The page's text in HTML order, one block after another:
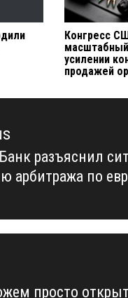
Конгресс
усилении
продажей
разъяснил
арбитража по
просто